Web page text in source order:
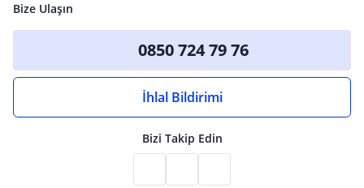
Bize Ulaşın
0850 724 79 76
İhlal Bildirimi
Bizi Takip Edin